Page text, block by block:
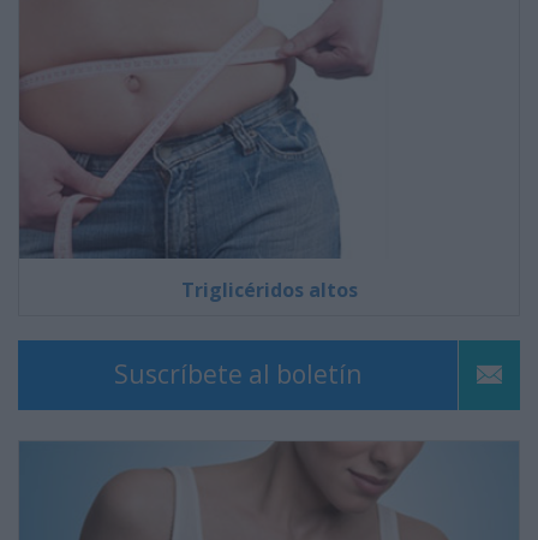
Triglicéridos altos
Suscríbete al boletín